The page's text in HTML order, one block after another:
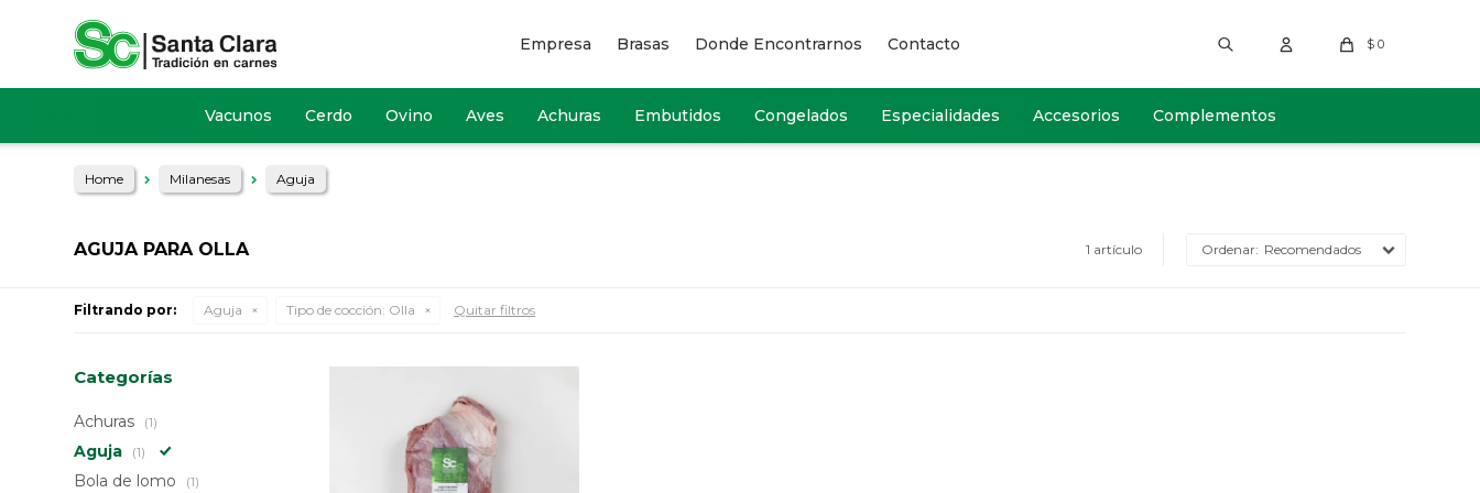
Vacunos Cerdo Ovino Aves Achuras Embutidos Congelados Especialidades Accesorios Complementos
$ 0
Empresa Brasas Donde Encontrarnos Contacto
Home Milanesas Aguja
AGUJA PARA OLLA 1 artículo Recomendados
Filtrando por: Aguja Tipo de cocción: Olla Quitar filtros
Categorías
Achuras (1)
Aguja (1)
Bola de lomo (1)